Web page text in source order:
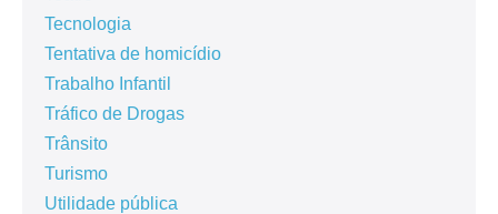
Tecnologia
Tentativa de homicídio
Trabalho Infantil
Tráfico de Drogas
Trânsito
Turismo
Utilidade pública